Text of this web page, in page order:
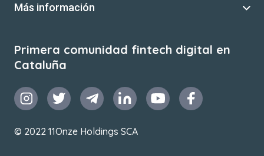
Más información
Primera comunidad fintech digital en
Cataluña
© 2022 11Onze Holdings SCA